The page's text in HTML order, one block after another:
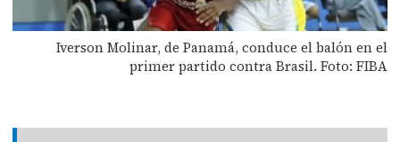
Iverson Molinar, de Panamá, conduce el balón en el
primer partido contra Brasil. Foto: FIBA